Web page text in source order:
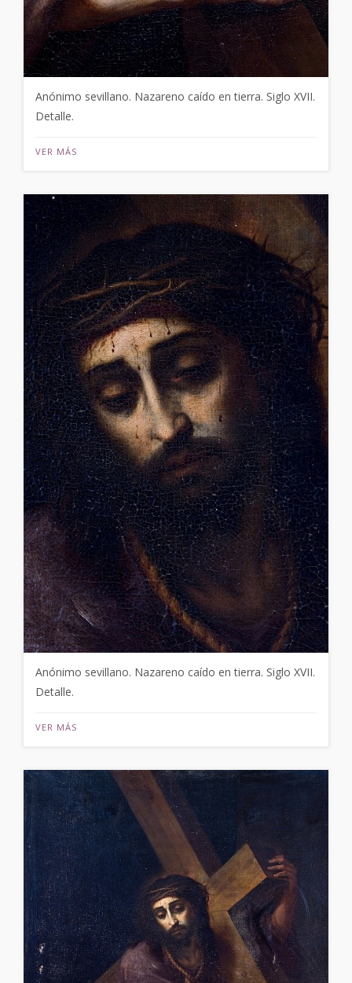
Anónimo sevillano. Nazareno caído en tierra. Siglo XVII.
Detalle.
VER MÁS
Anónimo sevillano. Nazareno caído en tierra. Siglo XVII.
Detalle.
VER MÁS